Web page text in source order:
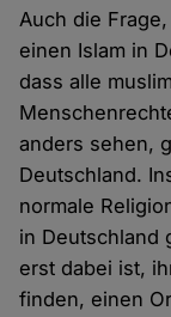
Auch die
einen Islam in
dass alle
anders sehen,
Deutschland.
normale
in Deutschland
erst dabei ist,
finden, einen